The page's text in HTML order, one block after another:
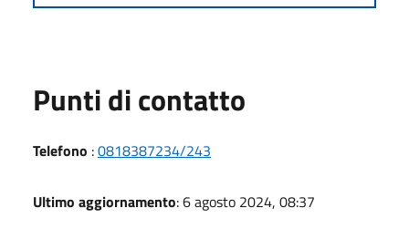
Punti di contatto
Telefono :0818387234/243
Ultimo aggiornamento: 6 agosto 2024, 08:37